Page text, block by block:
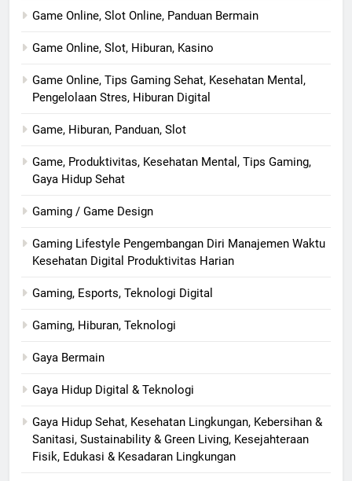
Game Online, Slot Online, Panduan Bermain
Game Online, Slot, Hiburan, Kasino
Game Online, Tips Gaming Sehat, Kesehatan Mental,
Pengelolaan Stres, Hiburan Digital
Game, Hiburan, Panduan, Slot
Game, Produktivitas, Kesehatan Mental, Tips Gaming,
Gaya Hidup Sehat
Gaming / Game Design
Gaming Lifestyle Pengembangan Diri Manajemen Waktu
Kesehatan Digital Produktivitas Harian
Gaming, Esports, Teknologi Digital
Gaming, Hiburan, Teknologi
Gaya Bermain
Gaya Hidup Digital & Teknologi
Gaya Hidup Sehat, Kesehatan Lingkungan, Kebersihan &
Sanitasi, Sustainability & Green Living, Kesejahteraan
Fisik, Edukasi & Kesadaran Lingkungan